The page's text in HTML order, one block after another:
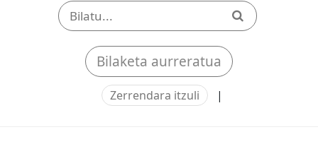
Bilaketa aurreratua
Zerrendara itzuli |